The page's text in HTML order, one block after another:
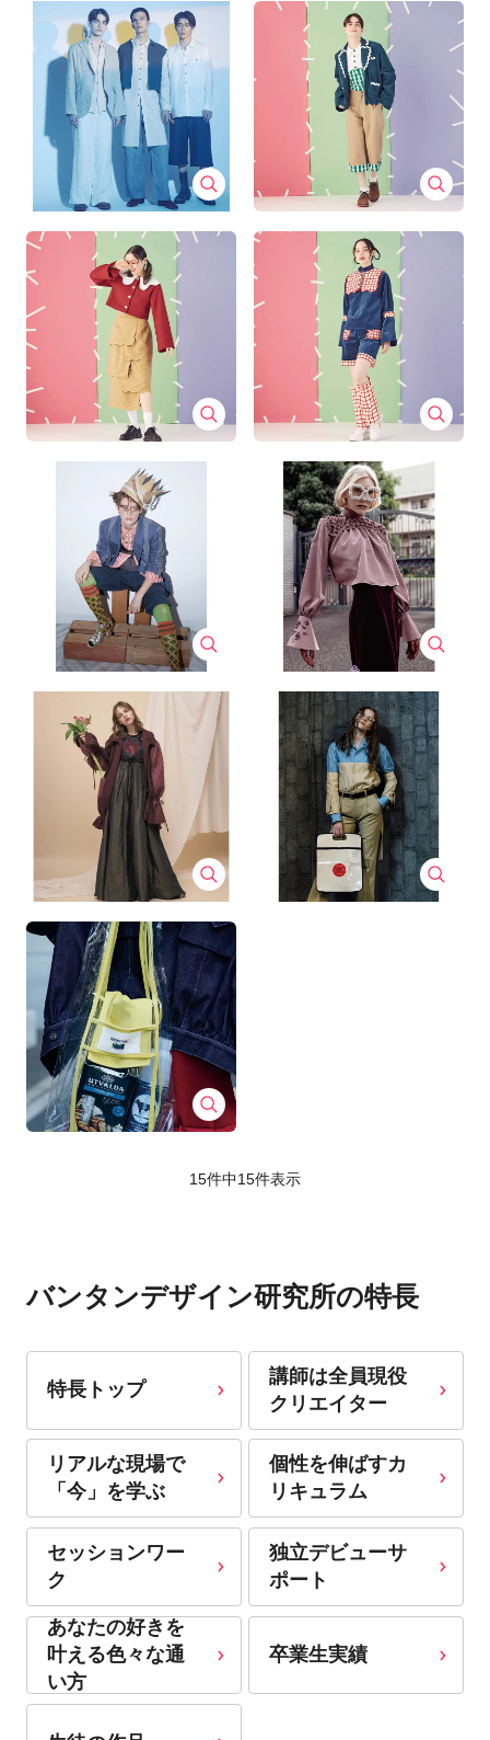
15件中15件表示
バンタンデザイン研究所の特長
特長トップ
講師は全員現役
クリエイター
リアルな現場で
「今」を学ぶ
個性を伸ばすカ
リキュラム
セッションワー
ク
独立デビューサ
ポート
あなたの好きを
叶える⾊々な通
い⽅
卒業生実績